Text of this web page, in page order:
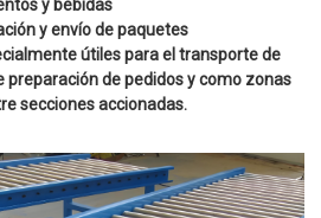
y bebidas
y envío de paquetes
útiles para el transporte de
preparación de pedidos y como zonas
secciones accionadas.